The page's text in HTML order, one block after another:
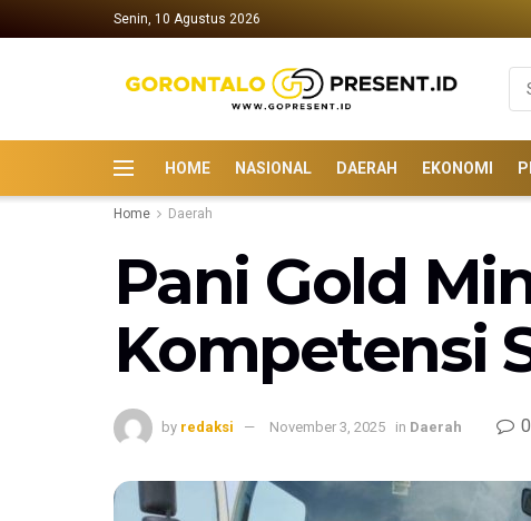
Senin, 10 Agustus 2026
HOME NASIONAL DAERAH EKONOMI
Home Daerah
Pani Gold
Kompetensi
by redaksi November 3, 2025 in Daerah 0